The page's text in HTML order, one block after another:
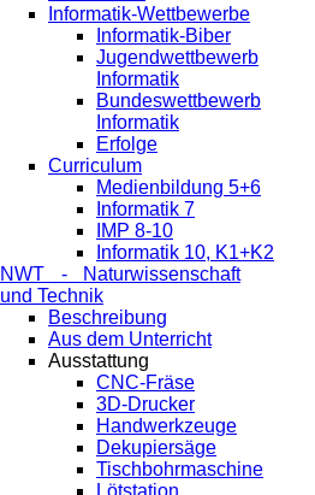
Informatik-Wettbewerbe
Informatik-Biber
Jugendwettbewerb
Informatik
Bundeswettbewerb
Informatik
Erfolge
Curriculum
Medienbildung 5+6
Informatik 7
IMP 8-10
Informatik 10, K1+K2
NWT - Naturwissenschaft
und Technik
Beschreibung
Aus dem Unterricht
Ausstattung
CNC-Fräse
3D-Drucker
Handwerkzeuge
Dekupiersäge
Tischbohrmaschine
Lötstation